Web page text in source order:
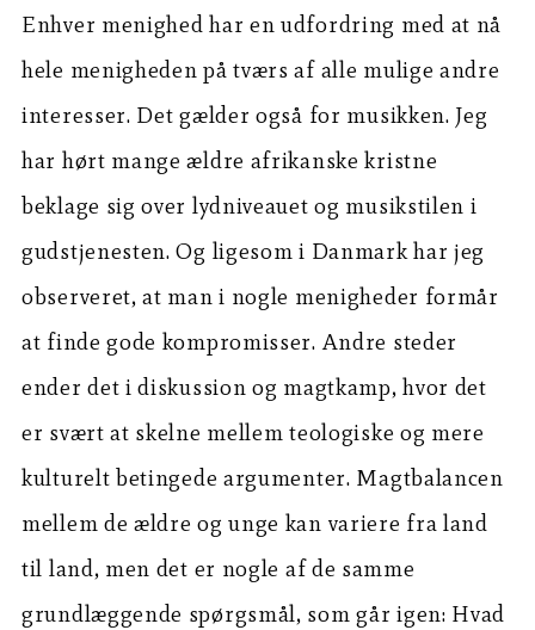
Enhver menighed har en udfordring med at nå
hele menigheden på tværs af alle mulige andre
interesser. Det gælder også for musikken. Jeg
har hørt mange ældre afrikanske kristne
beklage sig over lydniveauet og musikstilen i
gudstjenesten. Og ligesom i Danmark har jeg
observeret, at man i nogle menigheder formår
at finde gode kompromisser. Andre steder
ender det i diskussion og magtkamp, hvor det
er svært at skelne mellem teologiske og mere
kulturelt betingede argumenter. Magtbalancen
mellem de ældre og unge kan variere fra land
til land, men det er nogle af de samme
grundlæggende spørgsmål, som går igen: Hvad